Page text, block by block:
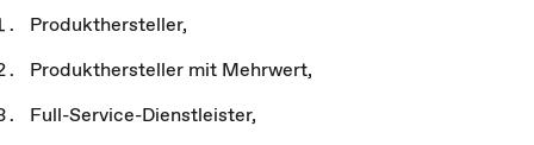
Produkthersteller,
Produkthersteller mit Mehrwert,
Full-Service-Dienstleister,